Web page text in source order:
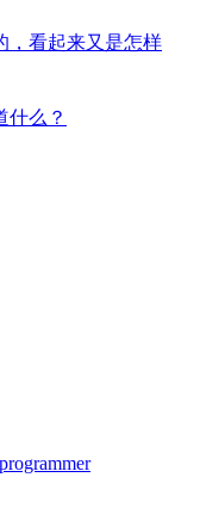
，看起来又是怎样
什么？